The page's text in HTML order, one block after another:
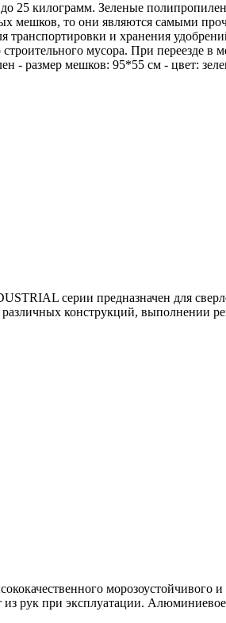
25 килограмм. Зеленые
мешков, то они являются самыми
транспортировки и хранения
строительного мусора. При
- размер мешков: 95*55 см - цвет:
серии предназначен для
конструкций, выполнении
морозоустойчивого
из рук при эксплуатации.